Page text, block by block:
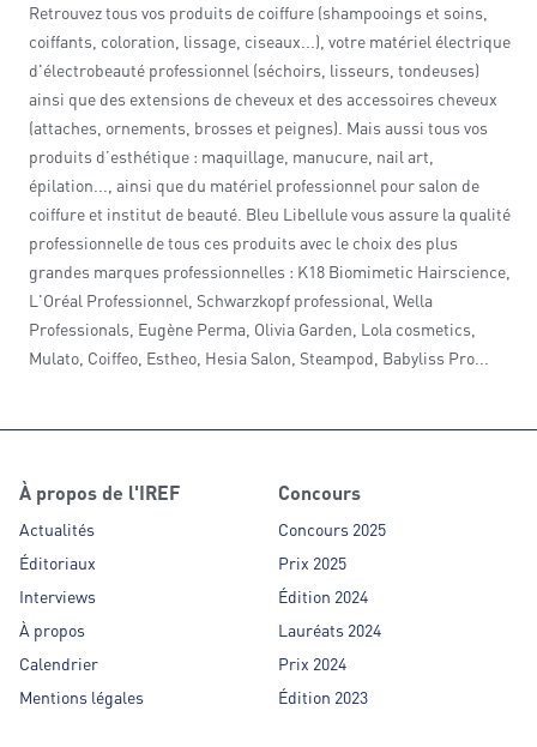
Retrouvez tous vos produits de coiffure (shampooings et soins,
coiffants, coloration, lissage, ciseaux...), votre matériel électrique
d'électrobeauté professionnel (séchoirs, lisseurs, tondeuses)
ainsi que des extensions de cheveux et des accessoires cheveux
(attaches, ornements, brosses et peignes). Mais aussi tous vos
produits d’esthétique : maquillage, manucure, nail art,
épilation..., ainsi que du matériel professionnel pour salon de
coiffure et institut de beauté. Bleu Libellule vous assure la qualité
professionnelle de tous ces produits avec le choix des plus
grandes marques professionnelles : K18 Biomimetic Hairscience,
L'Oréal Professionnel, Schwarzkopf professional, Wella
Professionals, Eugène Perma, Olivia Garden, Lola cosmetics,
Mulato, Coiffeo, Estheo, Hesia Salon, Steampod, Babyliss Pro...
À propos de l'IREF
Actualités
Éditoriaux
Interviews
À propos
Calendrier
Mentions légales
Concours
Concours 2025
Prix 2025
Édition 2024
Lauréats 2024
Prix 2024
Édition 2023